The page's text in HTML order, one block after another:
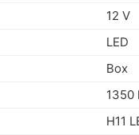
12 V
LED
Box
1350
H11